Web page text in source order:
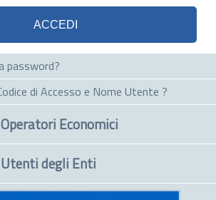
password?
di Accesso e Nome Utente ?
Economici
degli Enti